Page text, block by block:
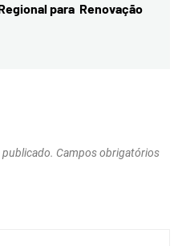
para Renovação
publicado. Campos obrigatórios